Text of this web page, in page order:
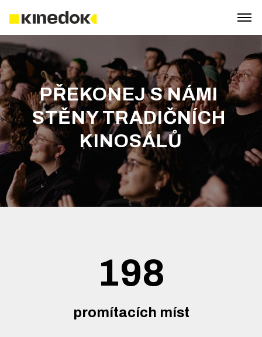
PŘEKONEJ S NÁMI
STĚNY TRADIČNÍCH
KINOSÁLŮ
198
promítacích míst